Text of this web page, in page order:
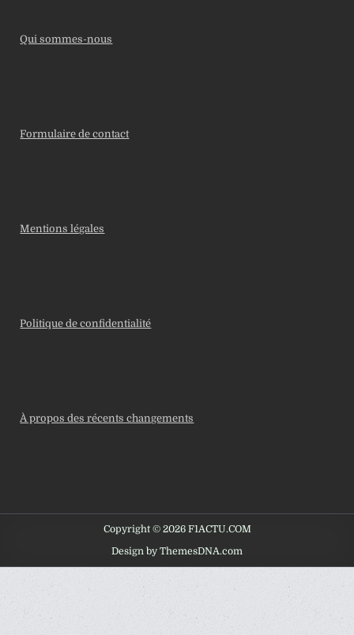
Qui sommes-nous
Formulaire de contact
Mentions légales
Politique de confidentialité
À propos des récents changements
Copyright © 2026 F1ACTU.COM
Design by ThemesDNA.com